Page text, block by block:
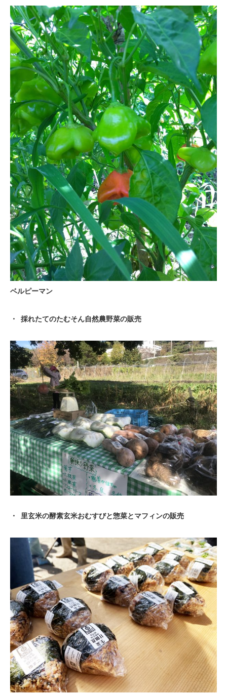
ベルピーマン
採れたてのたむそん自然農野菜の販売
里玄米の酵素玄米おむすびと惣菜とマフィンの販売